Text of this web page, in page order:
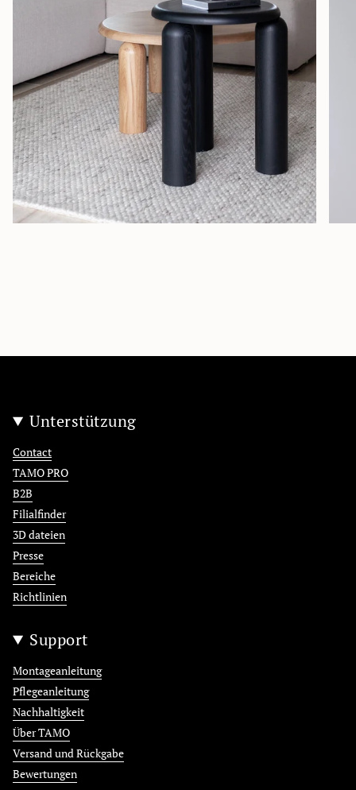
Unterstützung
Contact
TAMO PRO
B2B
Filialfinder
3D dateien
Presse
Bereiche
Richtlinien
Support
Montageanleitung
Pflegeanleitung
Nachhaltigkeit
Über TAMO
Versand und Rückgabe
Bewertungen